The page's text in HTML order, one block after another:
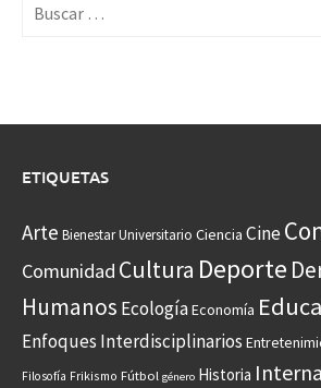
ETIQUETAS
Arte Bienestar Universitario Ciencia Cine
Comunidad Cultura Deporte
Humanos EcologíaEconomía
Enfoques Interdisciplinarios
Filosofía Frikismo Fútbol género Historia